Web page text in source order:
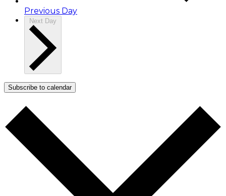
Previous Day
Next Day
Subscribe to calendar